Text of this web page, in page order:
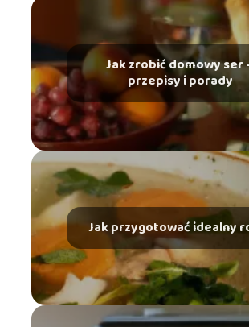
Jak zrobić domowy ser
przepisy i porady
Jak przygotować idealny